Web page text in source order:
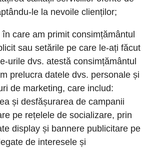
le la nevoile clienților;
care am primit consimțământul
sau setările pe care le-ați făcut
urile dvs. atestă consimțământul
prelucra datele dvs. personale și
de marketing, care includ:
și desfășurarea de campanii
pe rețelele de socializare, prin
display și bannere publicitare pe
de interesele și